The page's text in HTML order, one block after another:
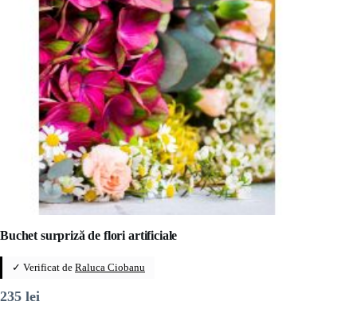
Buchet surpriză de flori artificiale
✓ Verificat de Raluca Ciobanu
235 lei